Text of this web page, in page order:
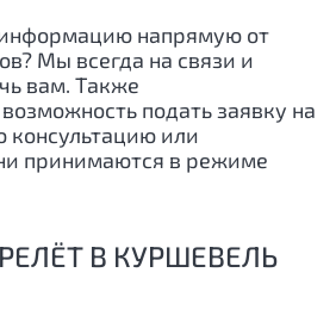
напрямую от
Мы всегда на связи и
вам. Также
подать заявку на
консультацию или
принимаются в режиме
В КУРШЕВЕЛЬ